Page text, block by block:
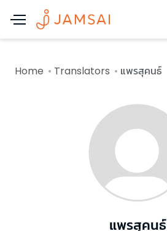
Home Translators แพรสุคนธ์
แพรสุคนธ์